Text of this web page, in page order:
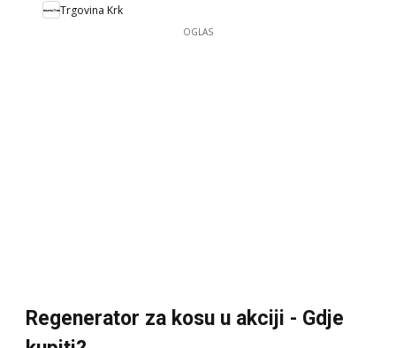
Trgovina Krk
OGLAS
Regenerator za kosu u akciji - Gdje